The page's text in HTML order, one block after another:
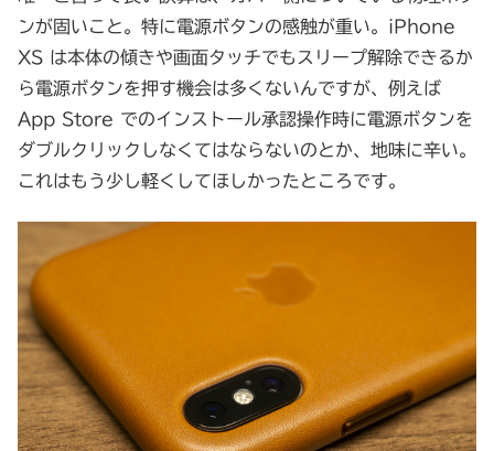
ンが固いこと。特に電源ボタンの感触が重い。iPhone
XS は本体の傾きや画面タッチでもスリープ解除できるか
ら電源ボタンを押す機会は多くないんですが、例えば
App Store でのインストール承認操作時に電源ボタンを
ダブルクリックしなくてはならないのとか、地味に辛い。
これはもう少し軽くしてほしかったところです。